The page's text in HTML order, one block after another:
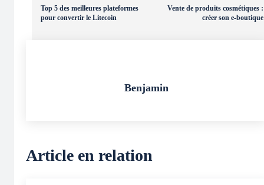
Top 5 des meilleures plateformes
pour convertir le Litecoin
Vente de produits cosmétiques :
créer son e-boutique
Benjamin
Article en relation